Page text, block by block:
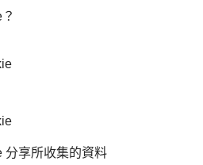
分享所收集的資料